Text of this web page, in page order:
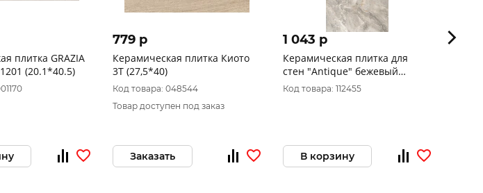
плитка GRAZIA
(20.1*40.5)
779 p
Керамическая плитка Киото
3Т (27,5*40)
Код товара: 048544
Товар доступен под заказ
Заказать
1 043 p
Керамическая плитка для
стен "Antique" бежевый
(300*600)
Код товара: 112455
В корзину
394